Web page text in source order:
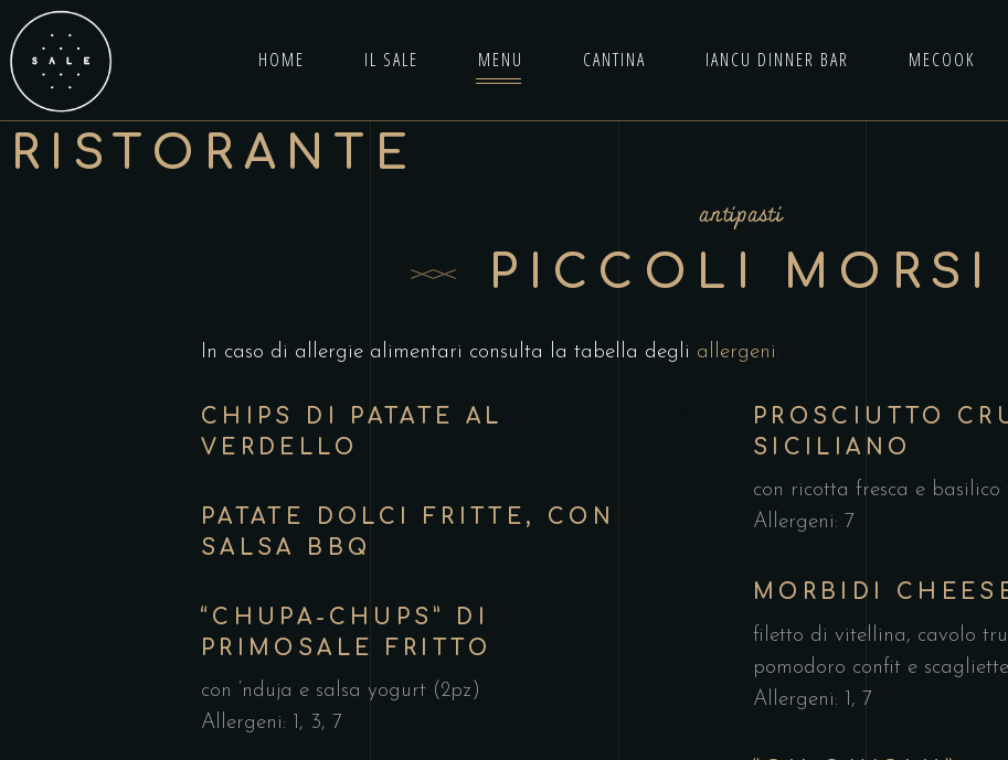
HOME IL SALE MENU CANTINA IANCU DINNER BAR MECOOK
RISTORANTE
antipasti
PICCOLI MORSI
In caso di allergie alimentari consulta la tabella degli allergeni.
CHIPS DI PATATE AL
VERDELLO
PATATE DOLCI FRITTE, CON
SALSA BBQ
“CHUPA-CHUPS” DI
PRIMOSALE FRITTO
con ‘nduja e salsa yogurt (2pz)
Allergeni: 1, 3, 7
PROSCIUTTO
SICILIANO
con ricotta fresca e
Allergeni: 7
MORBIDI
filetto di vitellina, cavolo
pomodoro confit e
Allergeni: 1, 7